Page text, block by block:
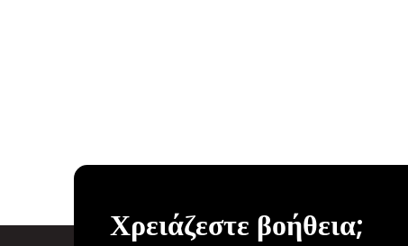
Χρειάζεστε βοήθεια;